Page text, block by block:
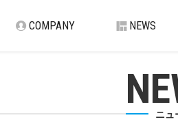
COMPANY NEWS
ニュ